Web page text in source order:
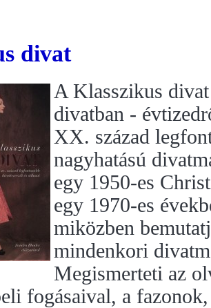
divat
A Klasszikus
divatban -
XX. század
nagyhatású
egy 1950-es
egy 1970-es
miközben
mindenkori
Megismerteti az
fogásaival, a